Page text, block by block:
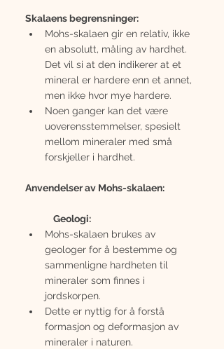
Skalaens begrensninger:
Mohs-skalaen gir en relativ, ikke
en absolutt, måling av hardhet.
Det vil si at den indikerer at et
mineral er hardere enn et annet,
men ikke hvor mye hardere.
Noen ganger kan det være
uoverensstemmelser, spesielt
mellom mineraler med små
forskjeller i hardhet.
Anvendelser av Mohs-skalaen:
Geologi:
Mohs-skalaen brukes av
geologer for å bestemme og
sammenligne hardheten til
mineraler som finnes i
jordskorpen.
Dette er nyttig for å forstå
formasjon og deformasjon av
mineraler i naturen.